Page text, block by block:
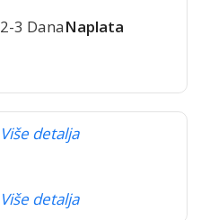
2-3 DanaNaplata
Više detalja
Više detalja